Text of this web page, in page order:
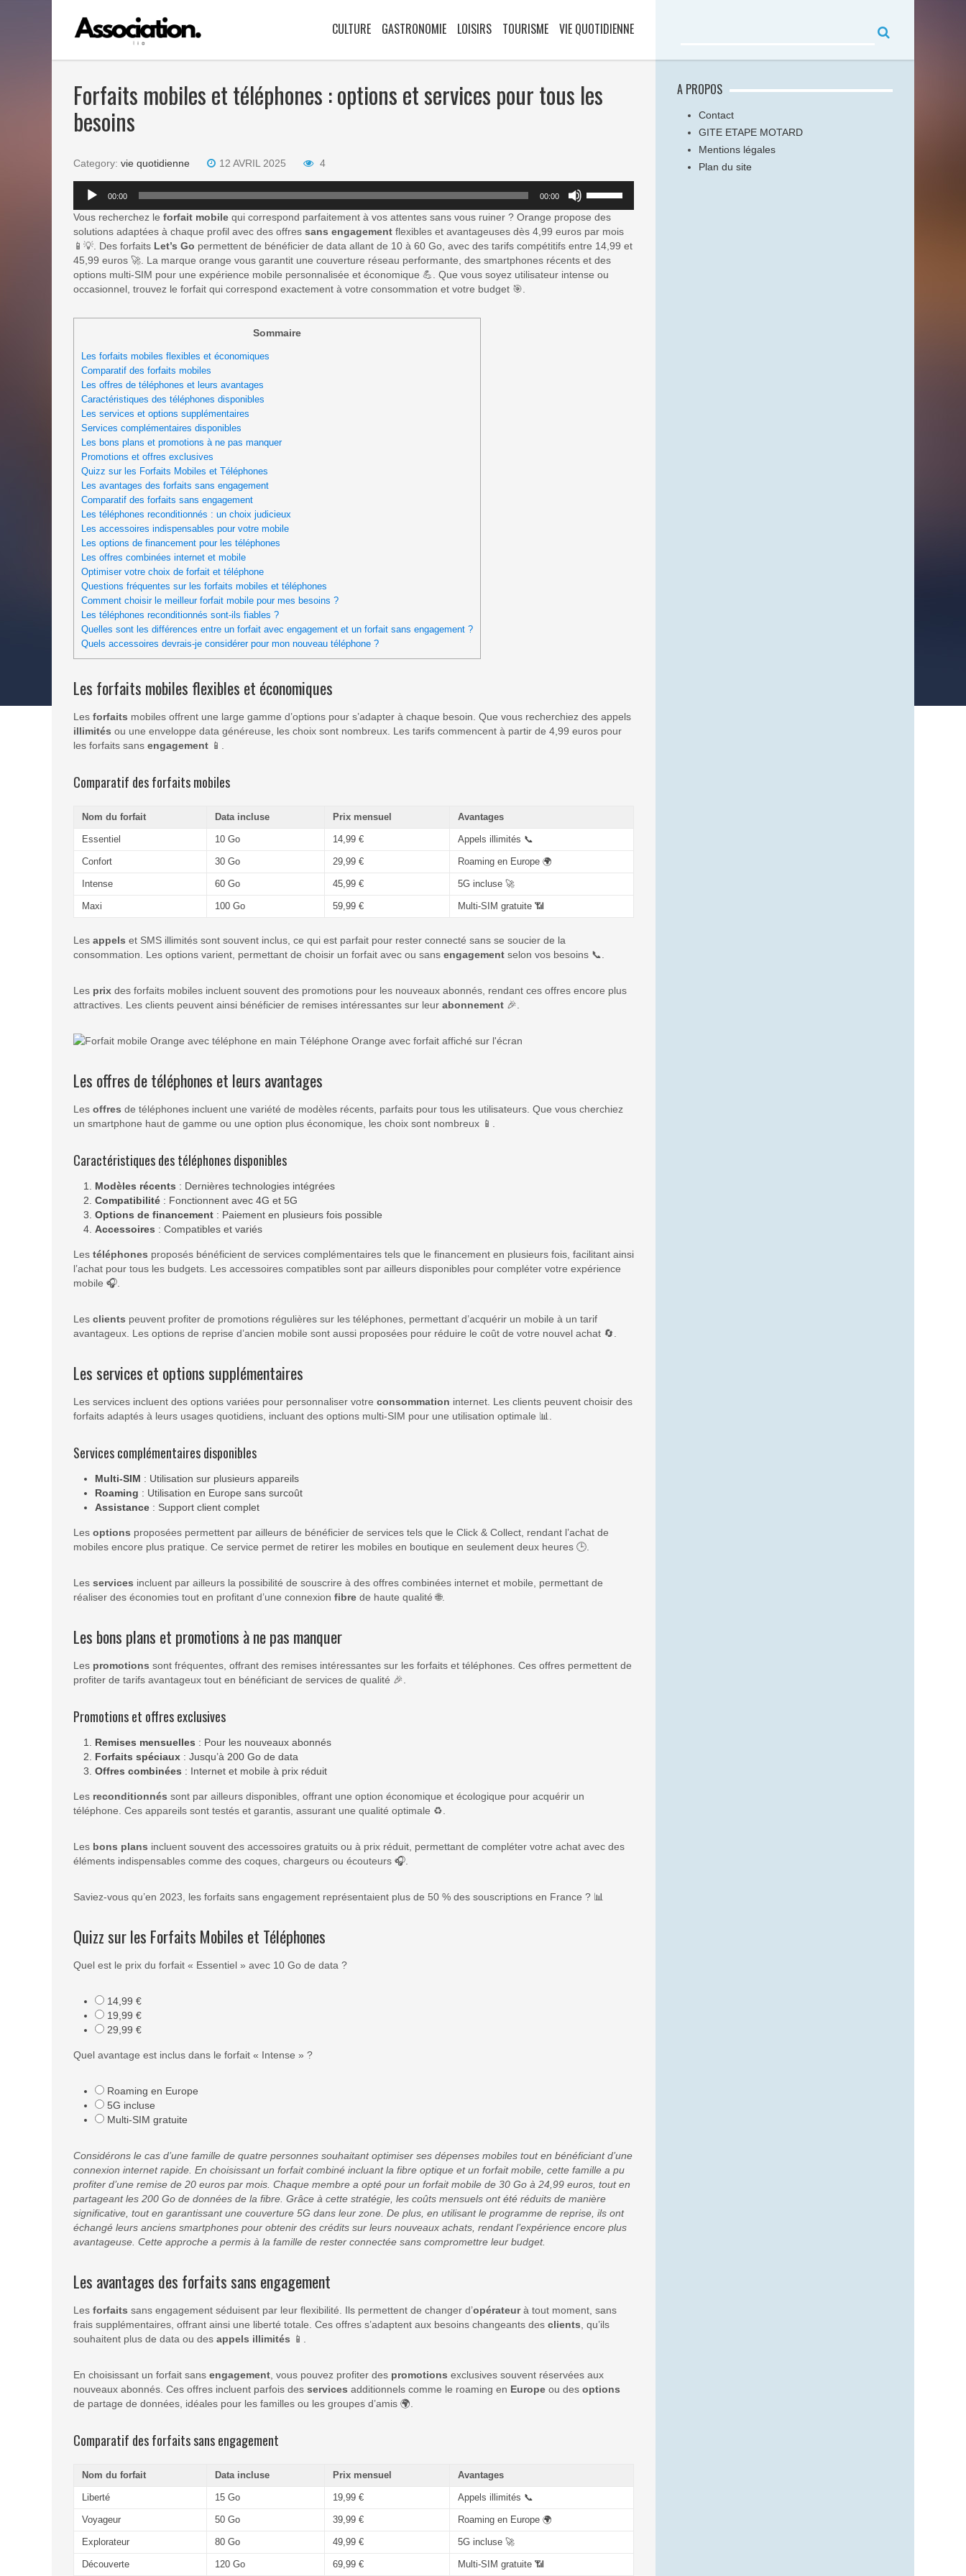
CULTURE GASTRONOMIE LOISIRS TOURISME VIE QUOTIDIENNE
Forfaits mobiles et téléphones : options et services pour tous les
besoins
Category: vie quotidienne 12 AVRIL 2025 4
Lecteur
audio
00:00 00:00
les
flèches
haut/bas
pour
augmenter
ou
Vous recherchez le forfait mobile qui correspond parfaitement à vos attentes sans vous ruiner ? Orange propose des
solutions adaptées à chaque profil avec des offres sans engagement flexibles et avantageuses dès 4,99 euros par mois
📱💡. Des forfaits Let’s Go permettent de bénéficier de data allant de 10 à 60 Go, avec des tarifs compétitifs entre 14,99 et
45,99 euros 🚀. La marque orange vous garantit une couverture réseau performante, des smartphones récents et des
options multi-SIM pour une expérience mobile personnalisée et économique 💪. Que vous soyez utilisateur intense ou
occasionnel, trouvez le forfait qui correspond exactement à votre consommation et votre budget 🎯.
Sommaire
Les forfaits mobiles flexibles et économiques
Comparatif des forfaits mobiles
Les offres de téléphones et leurs avantages
Caractéristiques des téléphones disponibles
Les services et options supplémentaires
Services complémentaires disponibles
Les bons plans et promotions à ne pas manquer
Promotions et offres exclusives
Quizz sur les Forfaits Mobiles et Téléphones
Les avantages des forfaits sans engagement
Comparatif des forfaits sans engagement
Les téléphones reconditionnés : un choix judicieux
Les accessoires indispensables pour votre mobile
Les options de financement pour les téléphones
Les offres combinées internet et mobile
Optimiser votre choix de forfait et téléphone
Questions fréquentes sur les forfaits mobiles et téléphones
Comment choisir le meilleur forfait mobile pour mes besoins ?
Les téléphones reconditionnés sont-ils fiables ?
Quelles sont les différences entre un forfait avec engagement et un forfait sans engagement ?
Quels accessoires devrais-je considérer pour mon nouveau téléphone ?
Les forfaits mobiles flexibles et économiques
Les forfaits mobiles offrent une large gamme d’options pour s’adapter à chaque besoin. Que vous recherchiez des appels
illimités ou une enveloppe data généreuse, les choix sont nombreux. Les tarifs commencent à partir de 4,99 euros pour
les forfaits sans engagement 📱.
Comparatif des forfaits mobiles
Nom du forfait Data incluse Prix mensuel Avantages
Essentiel 10 Go 14,99 € Appels illimités 📞
Confort 30 Go 29,99 € Roaming en Europe 🌍
Intense 60 Go 45,99 € 5G incluse 🚀
Maxi 100 Go 59,99 € Multi-SIM gratuite 📶
Les appels et SMS illimités sont souvent inclus, ce qui est parfait pour rester connecté sans se soucier de la
consommation. Les options varient, permettant de choisir un forfait avec ou sans engagement selon vos besoins 📞.
Les prix des forfaits mobiles incluent souvent des promotions pour les nouveaux abonnés, rendant ces offres encore plus
attractives. Les clients peuvent ainsi bénéficier de remises intéressantes sur leur abonnement 🎉.
Les offres de téléphones et leurs avantages
Les offres de téléphones incluent une variété de modèles récents, parfaits pour tous les utilisateurs. Que vous cherchiez
un smartphone haut de gamme ou une option plus économique, les choix sont nombreux 📱.
Caractéristiques des téléphones disponibles
Modèles récents : Dernières technologies intégrées
Compatibilité : Fonctionnent avec 4G et 5G
Options de financement : Paiement en plusieurs fois possible
Accessoires : Compatibles et variés
Les téléphones proposés bénéficient de services complémentaires tels que le financement en plusieurs fois, facilitant ainsi
l’achat pour tous les budgets. Les accessoires compatibles sont par ailleurs disponibles pour compléter votre expérience
mobile 🎧.
Les clients peuvent profiter de promotions régulières sur les téléphones, permettant d’acquérir un mobile à un tarif
avantageux. Les options de reprise d’ancien mobile sont aussi proposées pour réduire le coût de votre nouvel achat 🔄.
Les services et options supplémentaires
Les services incluent des options variées pour personnaliser votre consommation internet. Les clients peuvent choisir des
forfaits adaptés à leurs usages quotidiens, incluant des options multi-SIM pour une utilisation optimale 📊.
Services complémentaires disponibles
Multi-SIM : Utilisation sur plusieurs appareils
Roaming : Utilisation en Europe sans surcoût
Assistance : Support client complet
Les options proposées permettent par ailleurs de bénéficier de services tels que le Click & Collect, rendant l’achat de
mobiles encore plus pratique. Ce service permet de retirer les mobiles en boutique en seulement deux heures 🕒.
Les services incluent par ailleurs la possibilité de souscrire à des offres combinées internet et mobile, permettant de
réaliser des économies tout en profitant d’une connexion fibre de haute qualité 🌐.
Les bons plans et promotions à ne pas manquer
Les promotions sont fréquentes, offrant des remises intéressantes sur les forfaits et téléphones. Ces offres permettent de
profiter de tarifs avantageux tout en bénéficiant de services de qualité 🎉.
Promotions et offres exclusives
Remises mensuelles : Pour les nouveaux abonnés
Forfaits spéciaux : Jusqu’à 200 Go de data
Offres combinées : Internet et mobile à prix réduit
Les reconditionnés sont par ailleurs disponibles, offrant une option économique et écologique pour acquérir un
téléphone. Ces appareils sont testés et garantis, assurant une qualité optimale ♻️.
Les bons plans incluent souvent des accessoires gratuits ou à prix réduit, permettant de compléter votre achat avec des
éléments indispensables comme des coques, chargeurs ou écouteurs 🎧.
Saviez-vous qu’en 2023, les forfaits sans engagement représentaient plus de 50 % des souscriptions en France ? 📊
Quizz sur les Forfaits Mobiles et Téléphones
Quel est le prix du forfait « Essentiel » avec 10 Go de data ?
14,99 €
19,99 €
29,99 €
Quel avantage est inclus dans le forfait « Intense » ?
Roaming en Europe
5G incluse
Multi-SIM gratuite
Considérons le cas d’une famille de quatre personnes souhaitant optimiser ses dépenses mobiles tout en bénéficiant d’une
connexion internet rapide. En choisissant un forfait combiné incluant la fibre optique et un forfait mobile, cette famille a pu
profiter d’une remise de 20 euros par mois. Chaque membre a opté pour un forfait mobile de 30 Go à 24,99 euros, tout en
partageant les 200 Go de données de la fibre. Grâce à cette stratégie, les coûts mensuels ont été réduits de manière
significative, tout en garantissant une couverture 5G dans leur zone. De plus, en utilisant le programme de reprise, ils ont
échangé leurs anciens smartphones pour obtenir des crédits sur leurs nouveaux achats, rendant l’expérience encore plus
avantageuse. Cette approche a permis à la famille de rester connectée sans compromettre leur budget.
Les avantages des forfaits sans engagement
Les forfaits sans engagement séduisent par leur flexibilité. Ils permettent de changer d’opérateurà tout moment, sans
frais supplémentaires, offrant ainsi une liberté totale. Ces offres s’adaptent aux besoins changeants des clients , qu’ils
souhaitent plus de data ou des appels illimités 📱.
En choisissant un forfait sans engagement , vous pouvez profiter des promotions exclusives souvent réservées aux
nouveaux abonnés. Ces offres incluent parfois des services additionnels comme le roaming en Europe ou des options
de partage de données, idéales pour les familles ou les groupes d’amis 🌍.
Comparatif des forfaits sans engagement
Nom du forfait Data incluse Prix mensuel Avantages
Liberté 15 Go 19,99 € Appels illimités 📞
Voyageur 50 Go 39,99 € Roaming en Europe 🌍
Explorateur 80 Go 49,99 € 5G incluse 🚀
Découverte 120 Go 69,99 € Multi-SIM gratuite 📶
A PROPOS
Contact
GITE ETAPE MOTARD
Mentions légales
Plan du site